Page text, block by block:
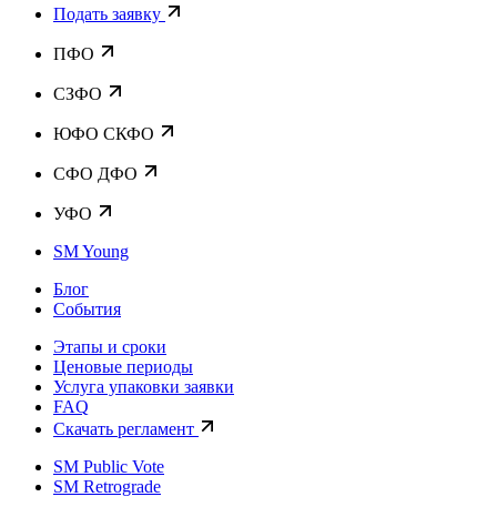
Подать заявку
ПФО
СЗФО
ЮФО СКФО
CФО ДФО
УФО
SM Young
Блог
События
Этапы и сроки
Ценовые периоды
Услуга упаковки заявки
FAQ
Скачать регламент
SM Public Vote
SM Retrograde